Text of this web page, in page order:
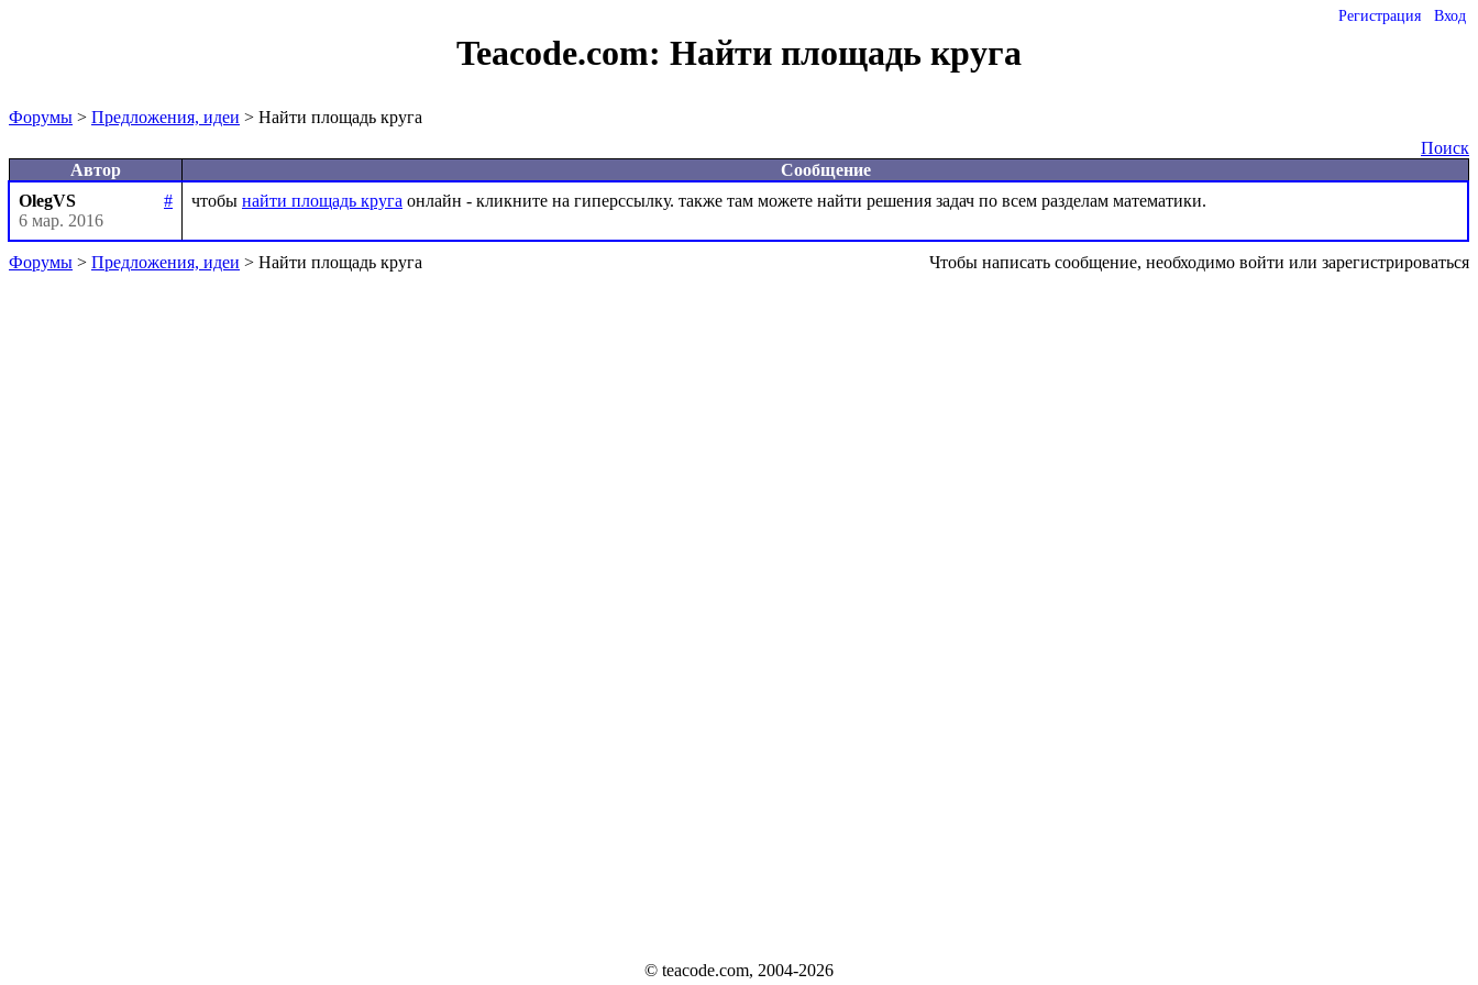
Регистрация Вход
Teacode.com: Найти площадь круга
Форумы > Предложения, идеи > Найти площадь круга
Поиск
Автор
Сообщение
OlegVS
#
6 мар. 2016
чтобы найти площадь круга
Форумы > Предложения, идеи > Найти площадь круга Чтобы написать сообщение, необходимо войти или зарегистрироваться
© teacode.com, 2004-2026